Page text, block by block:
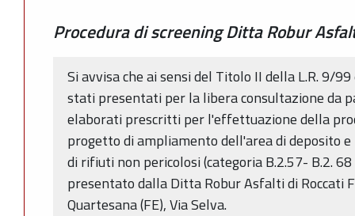
Procedura di screening Ditta Robur
Si avvisa che ai sensi del Titolo II della L.R. 9/
stati presentati per la libera consultazione da
elaborati prescritti per l'effettuazione della
progetto di ampliamento dell'area di deposito
di rifiuti non pericolosi (categoria B.2.57- B.2.
presentato dalla Ditta Robur Asfalti di Roccati
Quartesana (FE), Via Selva.